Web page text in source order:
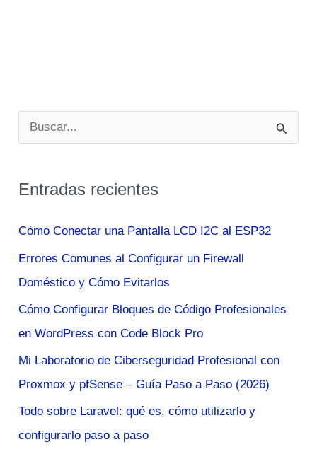
u
c
p
o
r
:
Entradas recientes
Cómo Conectar una Pantalla LCD I2C al ESP32
Errores Comunes al Configurar un Firewall
Doméstico y Cómo Evitarlos
Cómo Configurar Bloques de Código Profesionales
en WordPress con Code Block Pro
Mi Laboratorio de Ciberseguridad Profesional con
Proxmox y pfSense – Guía Paso a Paso (2026)
Todo sobre Laravel: qué es, cómo utilizarlo y
configurarlo paso a paso